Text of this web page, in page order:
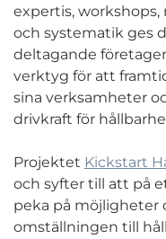
expertis, workshops,
och systematik ges
deltagande
verktyg för att
sina verksamheter
drivkraft för
Projektet Kickstart
och syfter till att på
peka på möjligheter
omställningen till